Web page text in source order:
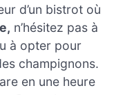
d’un bistrot où
n’hésitez pas à
à opter pour
champignons.
en une heure